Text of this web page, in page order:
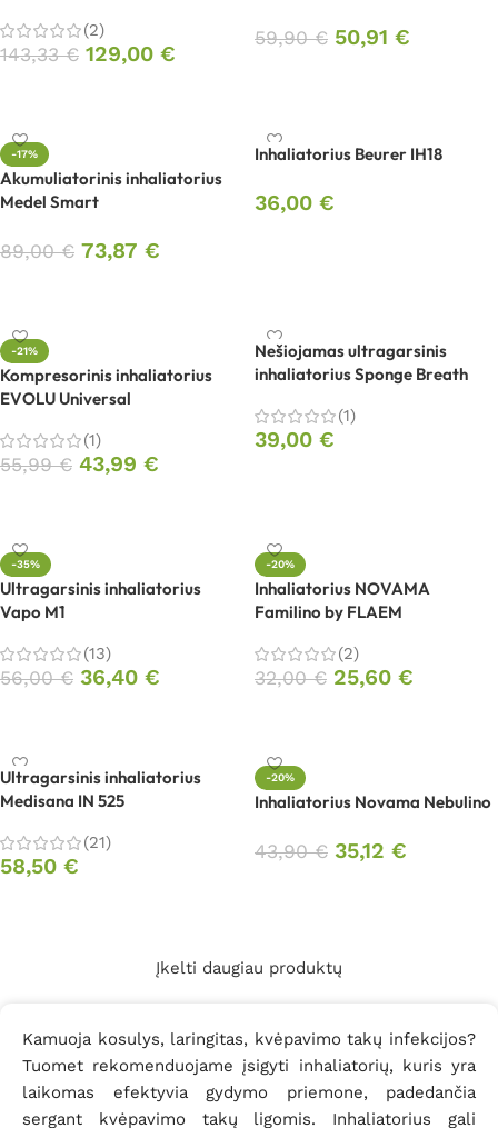
(2)
143,33€ 129,00 €
59,90€ 50,91 €
-17%
Akumuliatorinis inhaliatorius
Medel Smart
89,00€ 73,87 €
Inhaliatorius Beurer IH18
36,00 €
-21%
Kompresorinis inhaliatorius
EVOLU Universal
(1)
55,99€ 43,99 €
Nešiojamas ultragarsinis
inhaliatorius Sponge Breath
(1)
39,00 €
-35%
Ultragarsinis inhaliatorius
Vapo M1
(13)
56,00€ 36,40 €
-20%
Inhaliatorius NOVAMA
Familino by FLAEM
(2)
32,00€ 25,60 €
Ultragarsinis inhaliatorius
Medisana IN 525
(21)
58,50 €
-20%
Inhaliatorius Novama Nebulino
43,90€ 35,12 €
Įkelti daugiau produktų
Kamuoja kosulys, laringitas, kvėpavimo takų infekcijos?
Tuomet rekomenduojame įsigyti inhaliatorių, kuris yra
laikomas efektyvia gydymo priemone, padedančia
sergant kvėpavimo takų ligomis. Inhaliatorius gali